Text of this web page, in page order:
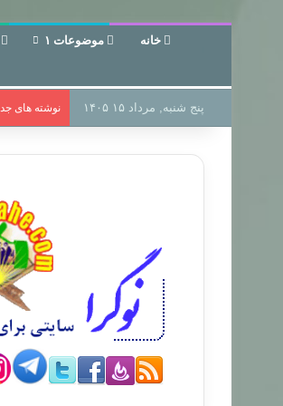
خانه موضوعات ۱
پنج شنبه, مرداد ۱۵ ۱۴۰۵ نوشته های